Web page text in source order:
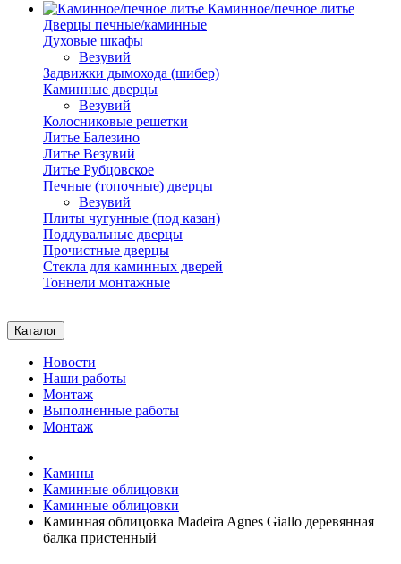
Каминное/печное литье
Дверцы печные/каминные
Духовые шкафы
Везувий
Задвижки дымохода (шибер)
Каминные дверцы
Везувий
Колосниковые решетки
Литье Балезино
Литье Везувий
Литье Рубцовское
Печные (топочные) дверцы
Везувий
Плиты чугунные (под казан)
Поддувальные дверцы
Прочистные дверцы
Стекла для каминных дверей
Тоннели монтажные
Каталог
Новости
Наши работы
Монтаж
Выполненные работы
Монтаж
Камины
Каминные облицовки
Каминные облицовки
Каминная облицовка Madeira Agnes Giallo деревянная
балка пристенный